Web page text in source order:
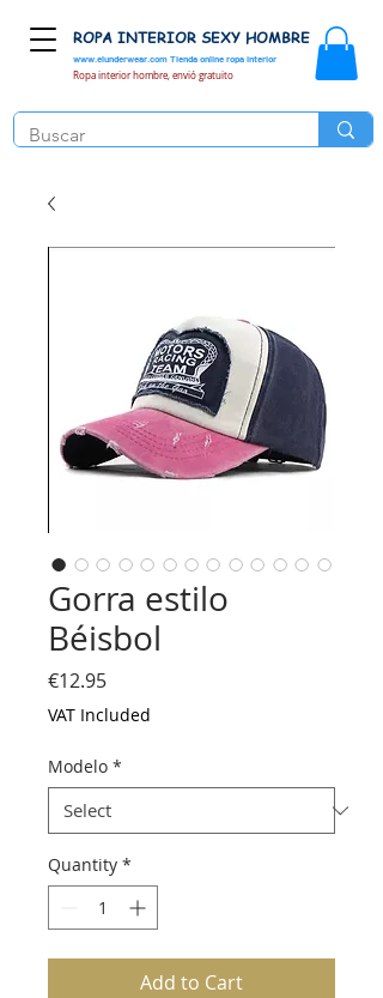
www.elunderwear.com Tienda online ropa interior
ROPA INTERIOR SEXY HOMBRE
Ropa interior hombre, envió gratuito
Gorra estilo
Béisbol
€12.95Price
VAT Included
Modelo *
Quantity *
Add to Cart